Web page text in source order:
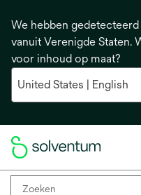
We hebben
vanuit Verenigde Staten.
voor inhoud op maat?